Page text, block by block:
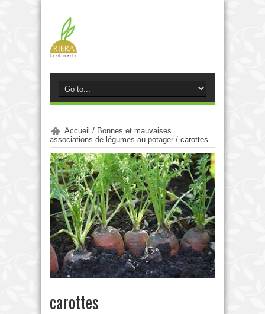
Accueil / Bonnes et mauvaises
associations de légumes au potager / carottes
carottes